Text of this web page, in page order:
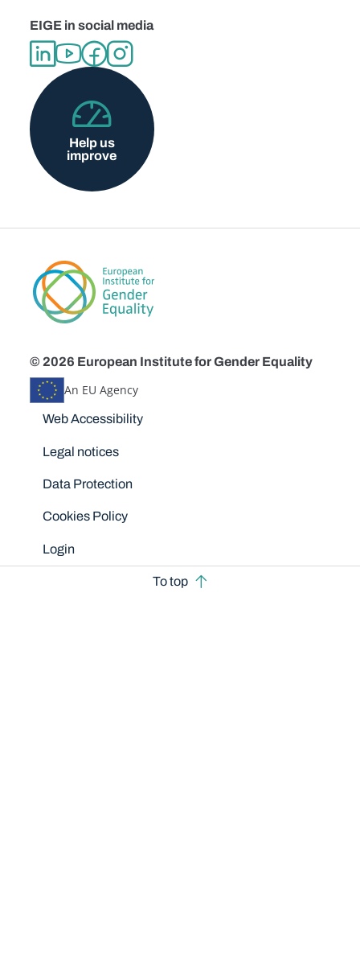
EIGE in social media
Help us
improve
© 2026 European Institute for Gender Equality
An EU Agency
Disclaimers
Web Accessibility
Legal notices
Data Protection
Cookies Policy
Login
To top